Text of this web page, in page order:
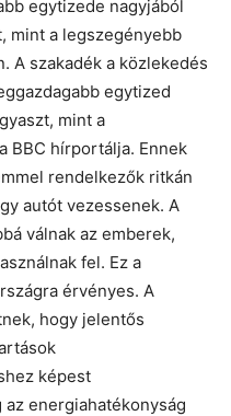
egytizede nagyjából
mint a legszegényebb
A szakadék a közlekedés
egytized
mint a
BBC hírportálja. Ennek
rendelkezők ritkán
autót vezessenek. A
válnak az emberek,
fel. Ez a
érvényes. A
hogy jelentős
képest
energiahatékonyság